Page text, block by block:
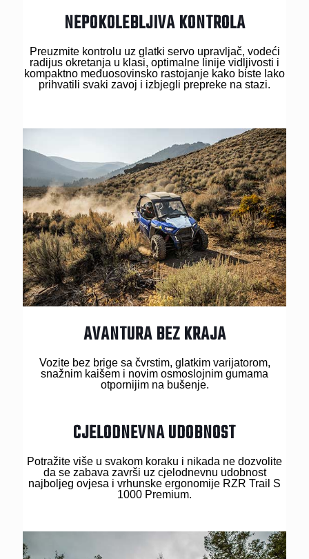
NEPOKOLEBLJIVA KONTROLA
Preuzmite kontrolu uz glatki servo upravljač, vodeći
radijus okretanja u klasi, optimalne linije vidljivosti i
kompaktno međuosovinsko rastojanje kako biste lako
prihvatili svaki zavoj i izbjegli prepreke na stazi.
AVANTURA BEZ KRAJA
Vozite bez brige sa čvrstim, glatkim varijatorom,
snažnim kaišem i novim osmoslojnim gumama
otpornijim na bušenje.
CJELODNEVNA UDOBNOST
Potražite više u svakom koraku i nikada ne dozvolite
da se zabava završi uz cjelodnevnu udobnost
najboljeg ovjesa i vrhunske ergonomije RZR Trail S
1000 Premium.